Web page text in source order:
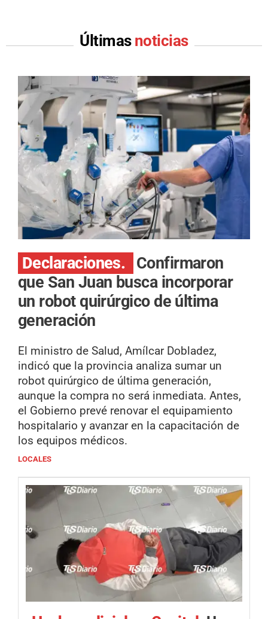
Últimas noticias
Declaraciones.
Confirmaron
que San Juan busca incorporar
un robot quirúrgico de última
generación
El ministro de Salud, Amílcar Dobladez,
indicó que la provincia analiza sumar un
robot quirúrgico de última generación,
aunque la compra no será inmediata. Antes,
el Gobierno prevé renovar el equipamiento
hospitalario y avanzar en la capacitación de
los equipos médicos.
LOCALES